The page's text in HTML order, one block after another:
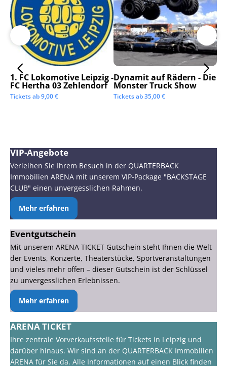
1. FC Lokomotive Leipzig -
FC Hertha 03 Zehlendorf
Tickets ab9,00€
Dynamit auf Rädern - Die
Monster Truck Show
Tickets ab35,00€
VIP-Angebote
Verleihen Sie Ihrem Besuch in der QUARTERBACK
Immobilien ARENA mit unserem VIP-Package "BACKSTAGE
CLUB" einen unvergesslichen Rahmen.
Mehr erfahren
Eventgutschein
Mit unserem ARENA TICKET Gutschein steht Ihnen die Welt
der Events, Konzerte, Theaterstücke, Sportveranstaltungen
und vieles mehr offen – dieser Gutschein ist der Schlüssel
zu unvergesslichen Erlebnissen.
Mehr erfahren
ARENA TICKET
Ihre zentrale Vorverkaufsstelle für Tickets in Leipzig und
darüber hinaus. Wir sind an der QUARTERBACK Immobilien
ARENA für Sie da. Alle Informationen auf einen Blick finden